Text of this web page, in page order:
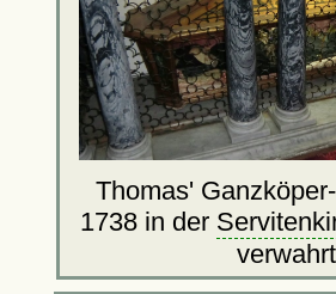
Thomas' Ganzköper-
1738 in der
verwahrt